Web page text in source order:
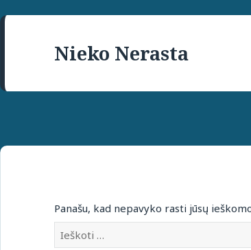
Nieko Nerasta
Panašu, kad nepavyko rasti jūsų
Ieškoti: